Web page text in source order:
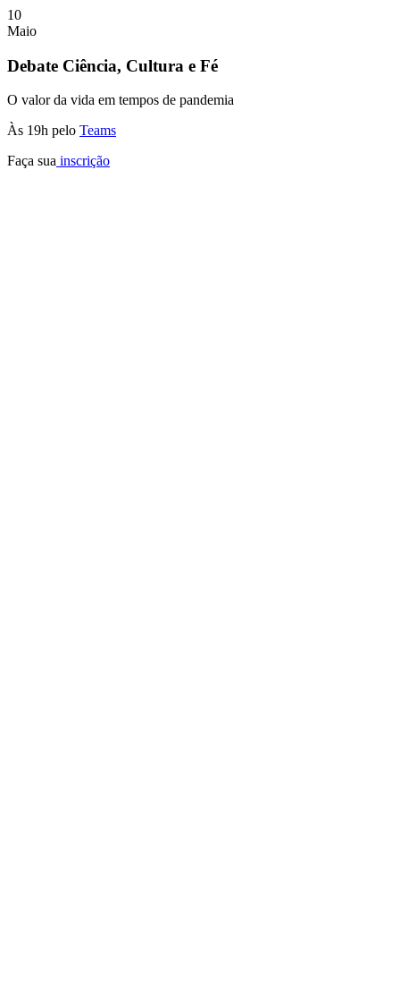
10
Maio
Debate Ciência, Cultura e Fé
O valor da vida em tempos de pandemia
Às 19h pelo Teams
Faça sua inscrição